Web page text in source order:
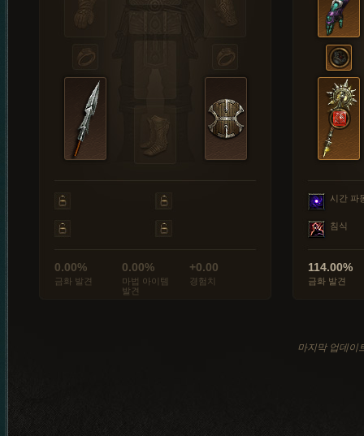
0.00%
금화 발견
0.00%
마법 아이템
발견
+0.00
경험치
시간 파
침식
114.00%
금화 발견
마지막 업데이